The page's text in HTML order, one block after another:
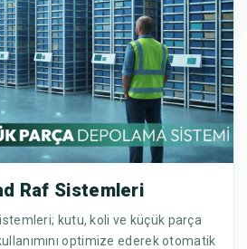
Raf Sistemleri
kutu, koli ve küçük parça
optimize ederek otomatik